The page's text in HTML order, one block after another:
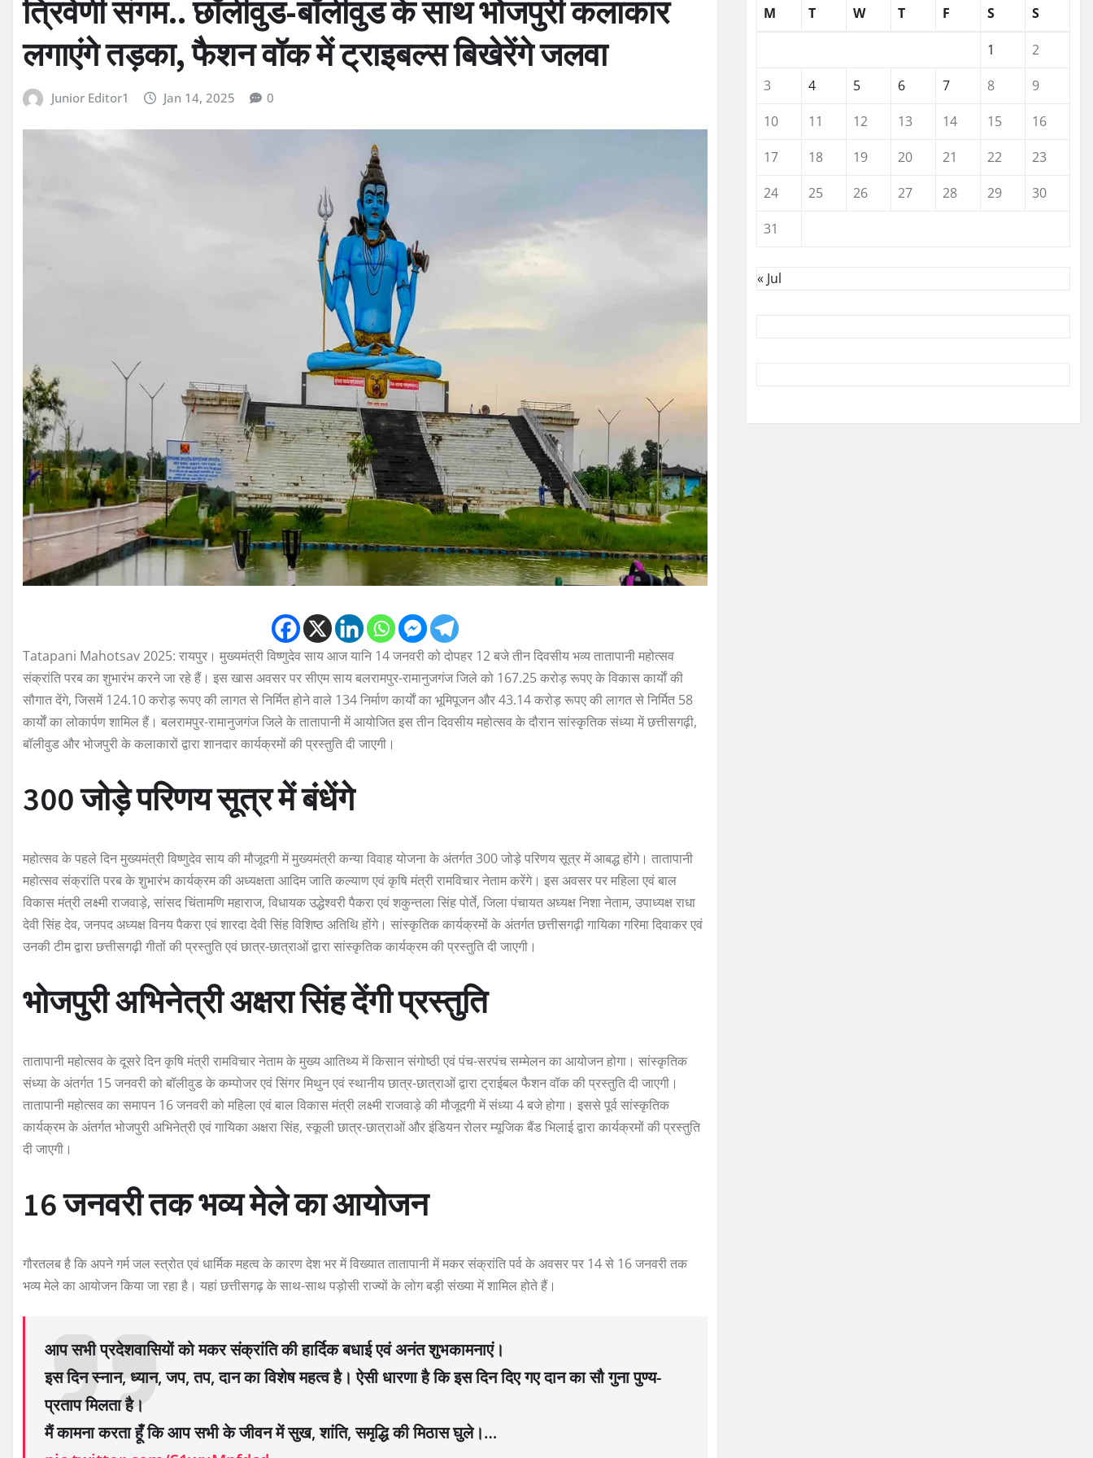
त्रिवेणी संगम.. छॉलीवुड-बॉलीवुड के साथ भोजपुरी कलाकार
लगाएंगे तड़का, फैशन वॉक में ट्राइबल्स बिखेरेंगे जलवा
Junior Editor1 Jan 14, 2025 0
Tatapani Mahotsav 2025: रायपुर। मुख्यमंत्री विष्णुदेव साय आज यानि 14 जनवरी को दोपहर 12 बजे तीन दिवसीय भव्य तातापानी महोत्सव
संक्रांति परब का शुभारंभ करने जा रहे हैं। इस खास अवसर पर सीएम साय बलरामपुर-रामानुजगंज जिले को 167.25 करोड़ रूपए के विकास कार्याें की
सौगात देंगे, जिसमें 124.10 करोड़ रूपए की लागत से निर्मित होने वाले 134 निर्माण कार्याें का भूमिपूजन और 43.14 करोड़ रूपए की लागत से निर्मित 58
कार्याें का लोकार्पण शामिल हैं। बलरामपुर-रामानुजगंज जिले के तातापानी में आयोजित इस तीन दिवसीय महोत्सव के दौरान सांस्कृतिक संध्या में छत्तीसगढ़ी,
बॉलीवुड और भोजपुरी के कलाकारों द्वारा शानदार कार्यक्रमों की प्रस्तुति दी जाएगी।
300 जोड़े परिणय सूत्र में बंधेंगे
महोत्सव के पहले दिन मुख्यमंत्री विष्णुदेव साय की मौजूदगी में मुख्यमंत्री कन्या विवाह योजना के अंतर्गत 300 जोड़े परिणय सूत्र में आबद्ध होंगे। तातापानी
महोत्सव संक्रांति परब के शुभारंभ कार्यक्रम की अध्यक्षता आदिम जाति कल्याण एवं कृषि मंत्री रामविचार नेताम करेंगे। इस अवसर पर महिला एवं बाल
विकास मंत्री लक्ष्मी राजवाड़े, सांसद चिंतामणि महाराज, विधायक उद्धेश्वरी पैकरा एवं शकुन्तला सिंह पोर्ते, जिला पंचायत अध्यक्ष निशा नेताम, उपाध्यक्ष राधा
देवी सिंह देव, जनपद अध्यक्ष विनय पैकरा एवं शारदा देवी सिंह विशिष्ठ अतिथि होंगे। सांस्कृतिक कार्यक्रमों के अंतर्गत छत्तीसगढ़ी गायिका गरिमा दिवाकर एवं
उनकी टीम द्वारा छत्तीसगढ़ी गीतों की प्रस्तुति एवं छात्र-छात्राओं द्वारा सांस्कृतिक कार्यक्रम की प्रस्तुति दी जाएगी।
भोजपुरी अभिनेत्री अक्षरा सिंह देंगी प्रस्तुति
तातापानी महोत्सव के दूसरे दिन कृषि मंत्री रामविचार नेताम के मुख्य आतिथ्य में किसान संगोष्ठी एवं पंच-सरपंच सम्मेलन का आयोजन होगा। सांस्कृतिक
संध्या के अंतर्गत 15 जनवरी को बॉलीवुड के कम्पोजर एवं सिंगर मिथुन एवं स्थानीय छात्र-छात्राओं द्वारा ट्राईबल फैशन वॉक की प्रस्तुति दी जाएगी।
तातापानी महोत्सव का समापन 16 जनवरी को महिला एवं बाल विकास मंत्री लक्ष्मी राजवाड़े की मौजूदगी में संध्या 4 बजे होगा। इससे पूर्व सांस्कृतिक
कार्यक्रम के अंतर्गत भोजपुरी अभिनेत्री एवं गायिका अक्षरा सिंह, स्कूली छात्र-छात्राओं और इंडियन रोलर म्यूजिक बैंड भिलाई द्वारा कार्यक्रमों की प्रस्तुति
दी जाएगी।
16 जनवरी तक भव्य मेले का आयोजन
गौरतलब है कि अपने गर्म जल स्त्रोत एवं धार्मिक महत्व के कारण देश भर में विख्यात तातापानी में मकर संक्रांति पर्व के अवसर पर 14 से 16 जनवरी तक
भव्य मेले का आयोजन किया जा रहा है। यहां छत्तीसगढ़ के साथ-साथ पड़ोसी राज्यों के लोग बड़ी संख्या में शामिल होते हैं।
आप सभी प्रदेशवासियों को मकर संक्रांति की हार्दिक बधाई एवं अनंत शुभकामनाएं।
इस दिन स्नान, ध्यान, जप, तप, दान का विशेष महत्व है। ऐसी धारणा है कि इस दिन दिए गए दान का सौ गुना पुण्य-
प्रताप मिलता है।
मैं कामना करता हूँ कि आप सभी के जीवन में सुख, शांति, समृद्धि की मिठास घुले।…
M
T W T F S S
1
2
3
4 5 6 7 8
9
10
11 12 13 14 15
16
17
18 19 20 21 22
23
24
25 26 27 28 29
30
31
« Jul